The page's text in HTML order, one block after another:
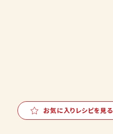
お気に入りレシピを見る